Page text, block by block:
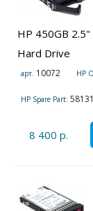
HP 450GB 2.5"
Hard Drive
арт. 10072 HP
HP Spare Part:
8 400 р.